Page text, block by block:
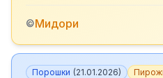
©Мидори
Порошки (21.01.2026)